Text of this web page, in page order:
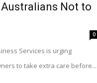
Australians Not to
0
Services is urging
to take extra care before...